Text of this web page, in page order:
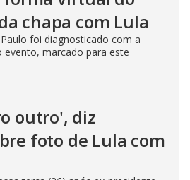
chapa com Lula
foi diagnosticado com a
evento, marcado para este
outro', diz
foto de Lula com